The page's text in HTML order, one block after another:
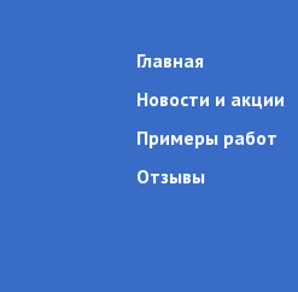
Главная
Новости и акции
Примеры работ
Отзывы